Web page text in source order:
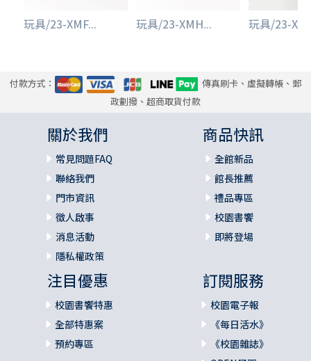
玩具/23-XMF... 玩具/23-XMH... 玩具/23-
付款方式：
傳真刷卡、虛擬轉帳、郵
政劃撥、超商取貨付款
關於我們
常見問題FAQ
聯絡我們
門市資訊
徵人啟事
消息活動
隱私權政策
商品快訊
全館新品
館長推薦
禮品專區
校園書饗
即將登場
注目優惠
校園書饗特惠
全部特惠案
預約專區
訂閱服務
校園電子報
《每日活水》
《校園雜誌》